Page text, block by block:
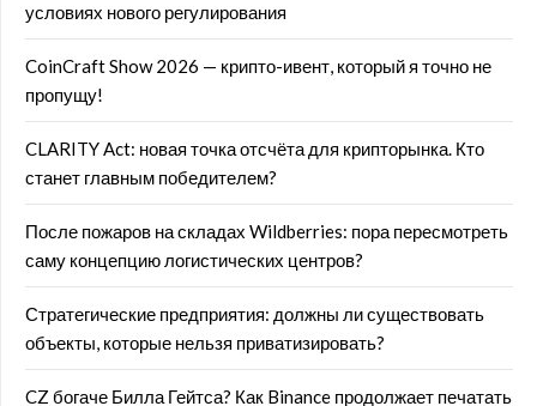
условиях нового регулирования
CoinCraft Show 2026 — крипто-ивент, который я точно не
пропущу!
CLARITY Act: новая точка отсчёта для крипторынка. Кто
станет главным победителем?
После пожаров на складах Wildberries: пора пересмотреть
саму концепцию логистических центров?
Стратегические предприятия: должны ли существовать
объекты, которые нельзя приватизировать?
CZ богаче Билла Гейтса? Как Binance продолжает печатать